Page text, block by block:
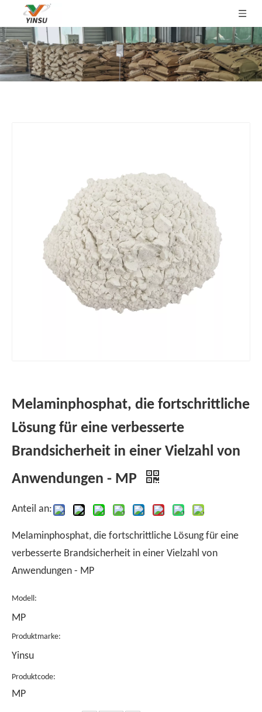
Melaminphosphat, die fortschrittliche
Lösung für eine verbesserte
Brandsicherheit in einer Vielzahl von
Anwendungen - MP
Anteil an:
Melaminphosphat, die fortschrittliche Lösung für eine
verbesserte Brandsicherheit in einer Vielzahl von
Anwendungen - MP
Modell:
MP
Produktmarke:
Yinsu
Produktcode:
MP